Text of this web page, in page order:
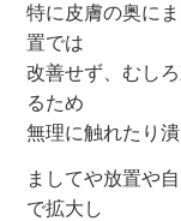
特に皮膚の奥に
置では
改善せず、むし
るため
無理に触れたり
ましてや放置や
で拡大し